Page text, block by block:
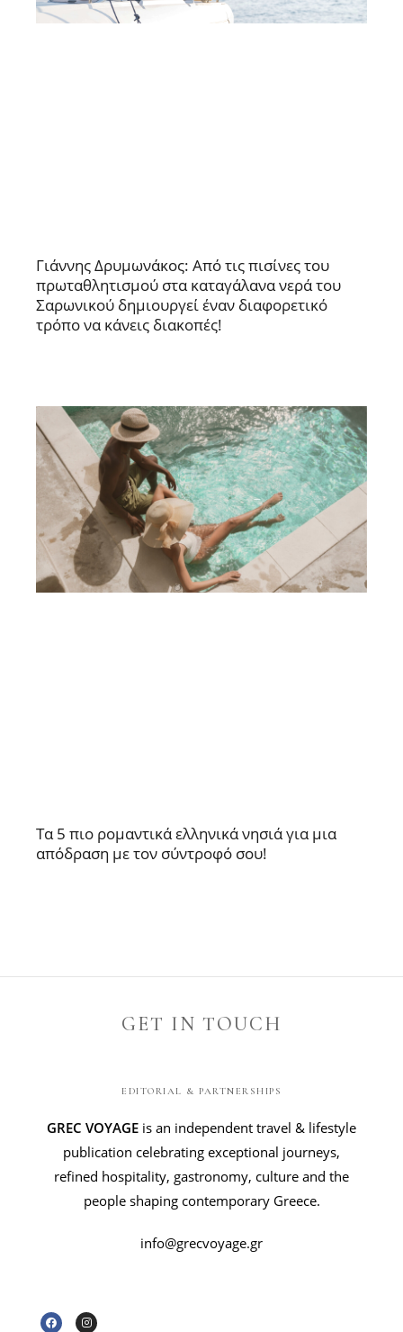
Γιάννης Δρυμωνάκος: Από τις πισίνες του
πρωταθλητισμού στα καταγάλανα νερά του
Σαρωνικού δημιουργεί έναν διαφορετικό
τρόπο να κάνεις διακοπές!
Τα 5 πιο ρομαντικά ελληνικά νησιά για μια
απόδραση με τον σύντροφό σου!
GET IN TOUCH
EDITORIAL & PARTNERSHIPS
GREC VOYAGE is an independent travel & lifestyle
publication celebrating exceptional journeys,
refined hospitality, gastronomy, culture and the
people shaping contemporary Greece.
info@grecvoyage.gr